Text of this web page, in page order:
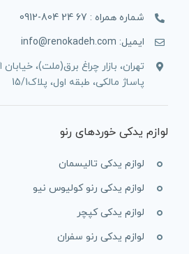
شماره همراه : 67 24 804-0912
ایمیل: info@renokadeh.com
تهران، بازار چراغ برق(ملت)،
پاساژ مالکی، طبقه اول، پلاک15/1
لوازم یدکی خوردهای رنو
لوازم یدکی تالیسمان
لوازم یدکی رنو کولیوس نیو
لوازم یدکی کپچر
لوازم یدکی رنو سفران